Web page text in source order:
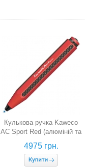
Кулькова ручка Kaweco
AC Sport Red (алюміній та
карбон, червона)
4975 грн.